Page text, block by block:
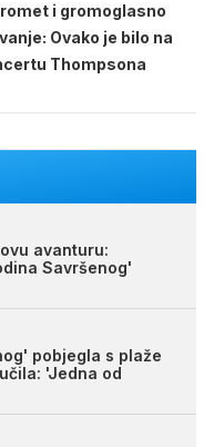
i gromoglasno
Ovako je bilo na
Thompsona
avanturu:
Savršenog'
pobjegla s plaže
'Jedna od